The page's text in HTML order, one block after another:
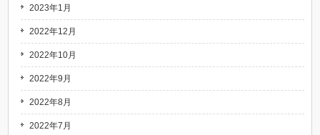
2023年1月
2022年12月
2022年10月
2022年9月
2022年8月
2022年7月